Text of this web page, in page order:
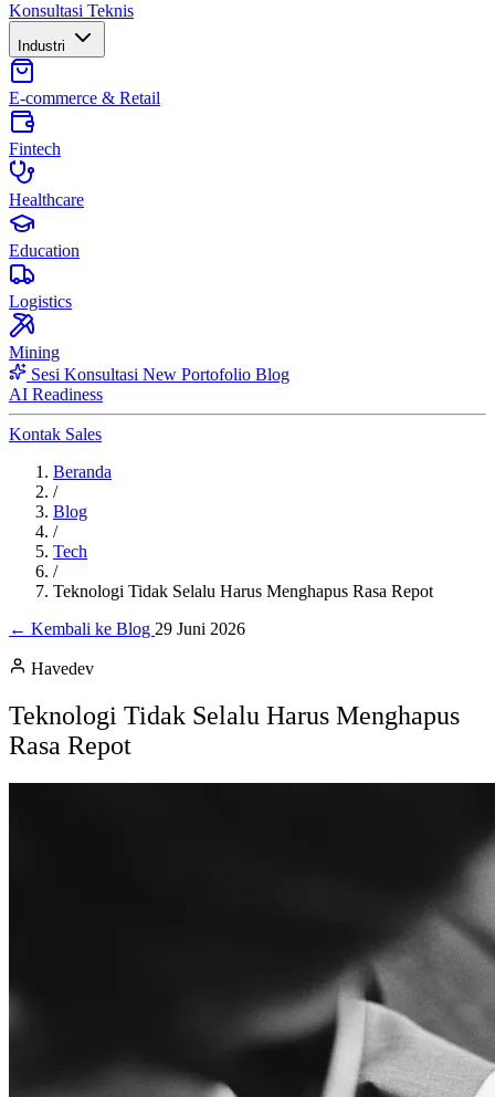
Konsultasi Teknis
Industri
E-commerce & Retail
Fintech
Healthcare
Education
Logistics
Mining
Sesi Konsultasi New Portofolio Blog
AI Readiness
Kontak Sales
Beranda
/
Blog
/
Tech
/
Teknologi Tidak Selalu Harus Menghapus Rasa Repot
← Kembali ke Blog 29 Juni 2026
Havedev
Teknologi Tidak Selalu Harus Menghapus
Rasa Repot